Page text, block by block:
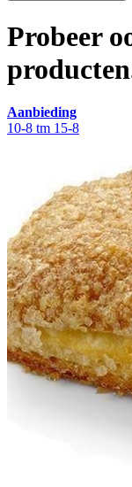
Probeer
Aanbieding
10-8 tm 15-8